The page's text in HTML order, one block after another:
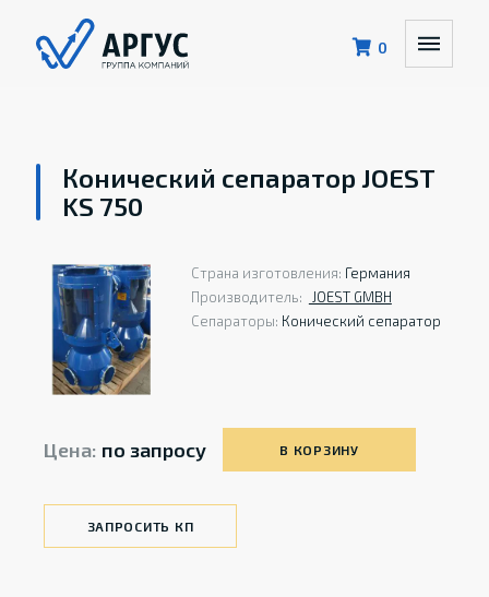
0
Конический сепаратор JOEST
KS 750
Страна изготовления: Германия
Производитель:
JOEST GMBH
Сепараторы: Конический сепаратор
Цена: по запросу В КОРЗИНУ
ЗАПРОСИТЬ КП